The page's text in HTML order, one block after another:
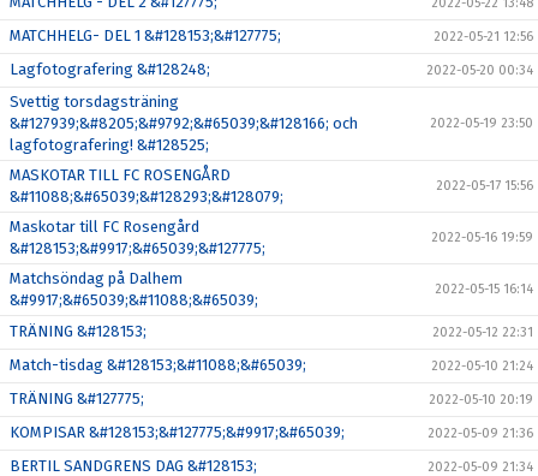
MATCHHELG- DEL 1 &#128153;&#127775; 2022-05-21 12:56
Lagfotografering &#128248; 2022-05-20 00:34
Svettig torsdagsträning
&#127939;&#8205;&#9792;&#65039;&#128166; och
lagfotografering! &#128525;
2022-05-19 23:50
MASKOTAR TILL FC ROSENGÅRD
&#11088;&#65039;&#128293;&#128079;
2022-05-17 15:56
Maskotar till FC Rosengård
&#128153;&#9917;&#65039;&#127775;
2022-05-16 19:59
Matchsöndag på Dalhem
&#9917;&#65039;&#11088;&#65039;
2022-05-15 16:14
TRÄNING &#128153; 2022-05-12 22:31
Match-tisdag &#128153;&#11088;&#65039; 2022-05-10 21:24
TRÄNING &#127775; 2022-05-10 20:19
KOMPISAR &#128153;&#127775;&#9917;&#65039; 2022-05-09 21:36
BERTIL SANDGRENS DAG &#128153; 2022-05-09 21:34